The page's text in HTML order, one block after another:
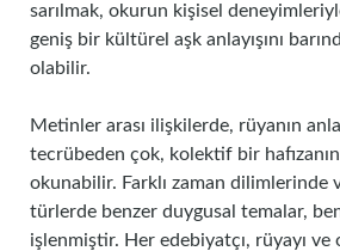
sarılmak, okurun kişisel
geniş bir kültürel aşk anlayışını
olabilir.
Metinler arası ilişkilerde, rüyanın
tecrübeden çok, kolektif bir
okunabilir. Farklı zaman dilimlerinde
türlerde benzer duygusal temalar,
işlenmiştir. Her edebiyatçı, rüyayı